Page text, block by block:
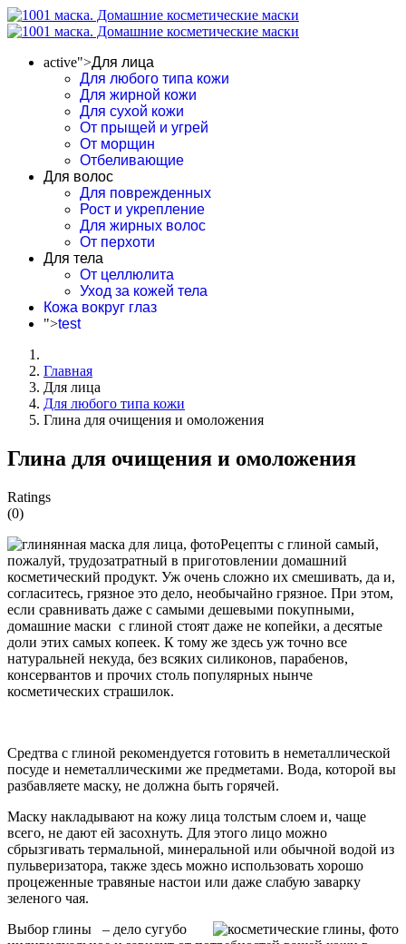
active">Для лица
Для любого типа кожи
Для жирной кожи
Для сухой кожи
От прыщей и угрей
От морщин
Отбеливающие
Для волос
Для поврежденных
Рост и укрепление
Для жирных волос
От перхоти
Для тела
От целлюлита
Уход за кожей тела
Кожа вокруг глаз
">test
Главная
Для лица
Для любого типа кожи
Глина для очищения и омоложения
Глина для очищения и омоложения
Ratings
(0)
Рецепты с глиной самый,
пожалуй, трудозатратный в приготовлении домашний
косметический продукт. Уж очень сложно их смешивать, да и,
согласитесь, грязное это дело, необычайно грязное. При этом,
если сравнивать даже с самыми дешевыми покупными,
домашние маски с глиной стоят даже не копейки, а десятые
доли этих самых копеек. К тому же здесь уж точно все
натуральней некуда, без всяких силиконов, парабенов,
консервантов и прочих столь популярных нынче
косметических страшилок.
Средтва с глиной рекомендуется готовить в неметаллической
посуде и неметаллическими же предметами. Вода, которой вы
разбавляете маску, не должна быть горячей.
Маску накладывают на кожу лица толстым слоем и, чаще
всего, не дают ей засохнуть. Для этого лицо можно
сбрызгивать термальной, минеральной или обычной водой из
пульверизатора, также здесь можно использовать хорошо
процеженные травяные настои или даже слабую заварку
зеленого чая.
Выбор глины – дело сугубо